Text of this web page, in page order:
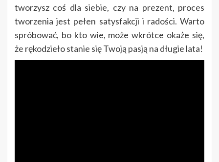
tworzysz coś dla siebie, czy na prezent, proces
tworzenia jest pełen satysfakcji i radości. Warto
spróbować, bo kto wie, może wkrótce okaże się,
że rękodzieło stanie się Twoją pasją na długie lata!